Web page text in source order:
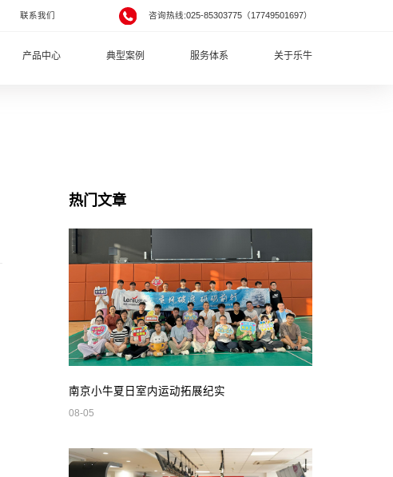
联系我们 咨询热线:025-85303775（17749501697）
产品中心 典型案例 服务体系 关于乐牛
热门文章
南京小牛夏日室内运动拓展纪实
08-05